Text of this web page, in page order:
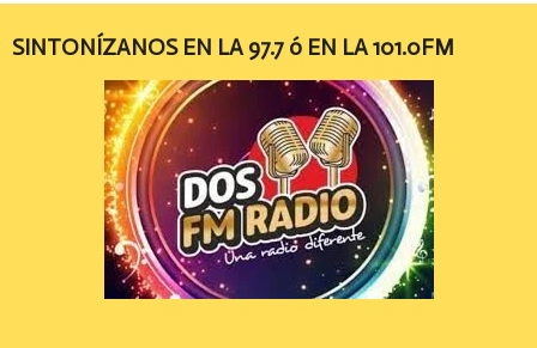
SINTONÍZANOS EN LA 97.7 ó EN LA 101.0FM